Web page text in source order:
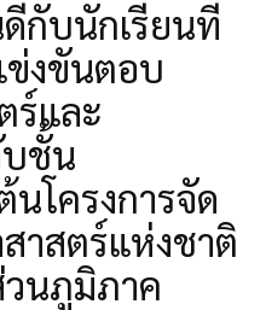
กับนักเรียนที่
ข่งขันตอบ
ร์และ
ชั้น
โครงการจัด
าสตร์แห่งชาติ
นภูมิภาค